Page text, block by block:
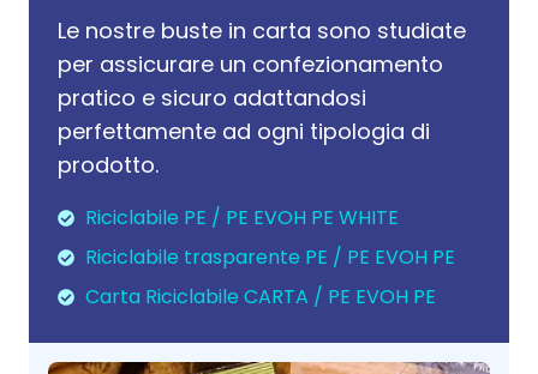
Le nostre buste in carta sono studiate
per assicurare un confezionamento
pratico e sicuro adattandosi
perfettamente ad ogni tipologia di
prodotto.
Riciclabile PE / PE EVOH PE WHITE
Riciclabile trasparente PE / PE EVOH PE
Carta Riciclabile CARTA / PE EVOH PE